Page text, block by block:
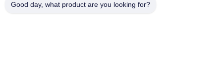
Good day, what product are you looking for?